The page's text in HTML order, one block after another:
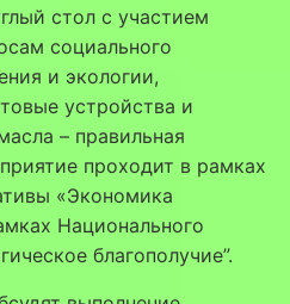
стол с участием
социального
и экологии,
устройства и
– правильная
проходит в рамках
«Экономика
Национального
благополучие”.